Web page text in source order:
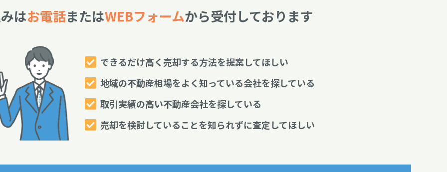
はお電話またはWEBフォームから受付しております
できるだけ高く売却する方法を提案してほしい
地域の不動産相場をよく知っている会社を探している
取引実績の高い不動産会社を探している
売却を検討していることを知られずに査定してほしい